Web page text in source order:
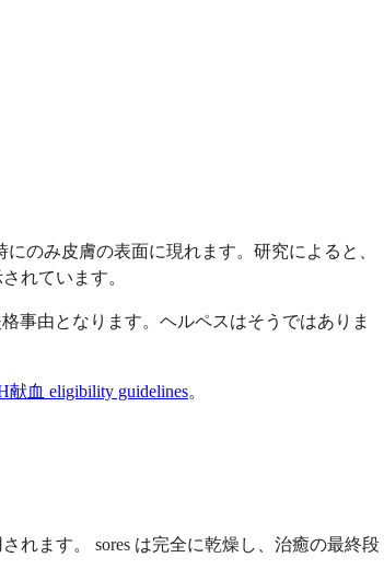
のみ皮膚の表面に現れます。研究によると、
れています。
事由となります。ヘルペスはそうではありま
献血 eligibility guidelines。
れます。 sores は完全に乾燥し、治癒の最終段